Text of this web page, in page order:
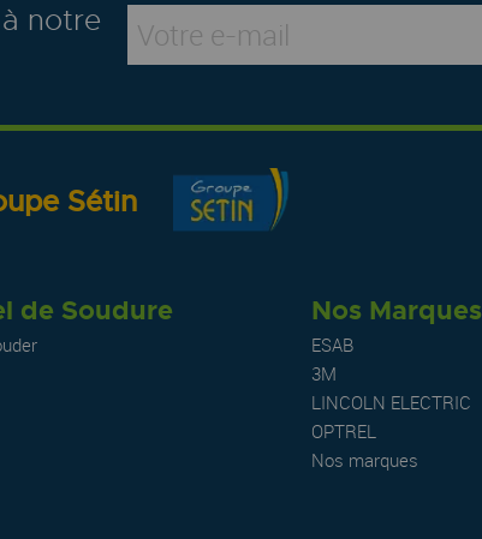
notre
Sétin
de Soudure Nos Marques
ESAB
3M
LINCOLN ELECTRIC
OPTREL
Nos marques